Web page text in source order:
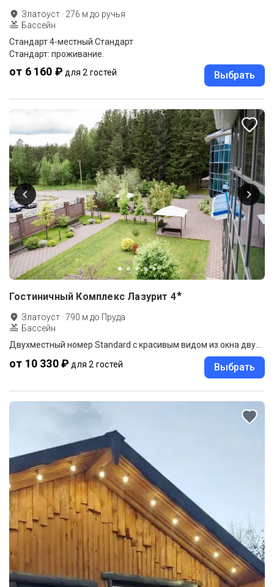
Златоуст · 276 м до ручья
Бассейн
Стандарт 4-местный Стандарт
Стандарт: проживание.
от 6 160 ₽ для 2 гостей Выбрать
Гостиничный Комплекс Лазурит 4★
Златоуст ·790 м до Пруда
Бассейн
Двухместный номер Standard с красивым видом из окна двуспальная кровать
от 10 330 ₽ для 2 гостей Выбрать